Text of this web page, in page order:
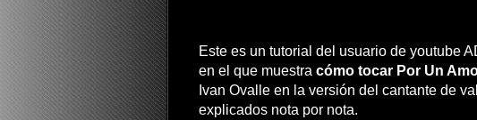
Este es un tutorial del usuario de youtube
en el que muestra cómo tocar Por Un
Ivan Ovalle en la versión del cantante de
explicados nota por nota.